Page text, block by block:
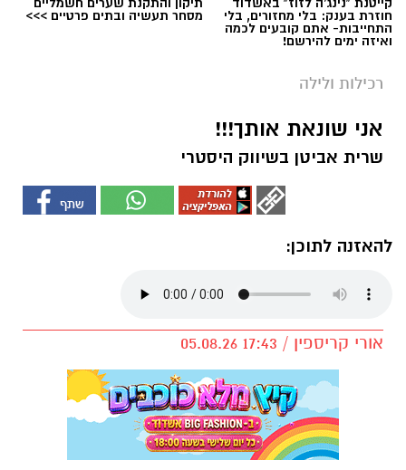
חוזרת בענק: בלי מחזורים, בלי
התחייבות- אתם קובעים לכמה
ואיזה ימים להירשם!
מסחר תעשיה ובתים פרטיים >>>
רכילות ולילה
אני שונאת אותך!!!
שרית אביטן בשיווק היסטרי
להאזנה לתוכן:
אורי קריספין / 17:43 05.08.26